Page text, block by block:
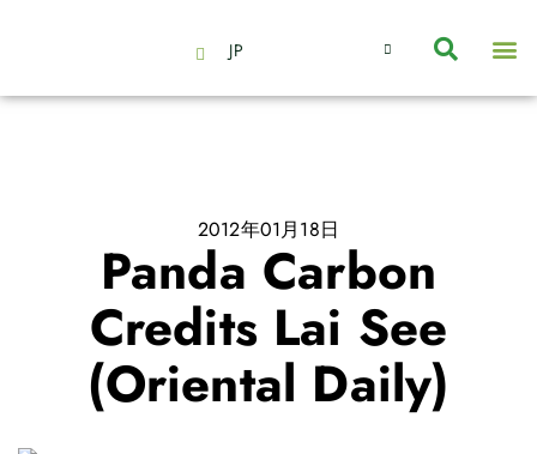
JP
2012年01月18日
Panda Carbon
Credits Lai See
(Oriental Daily)